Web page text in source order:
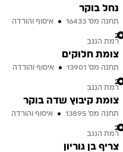
נחל בוקר
תחנה מס׳ 16433
איסוף והורדה
22
רמת הנגב
צומת חלוקים
תחנה מס׳ 13901
איסוף והורדה
23
רמת הנגב
צומת קיבוץ שדה בוקר
תחנה מס׳ 13895
איסוף והורדה
24
רמת הנגב
צריף בן גוריון